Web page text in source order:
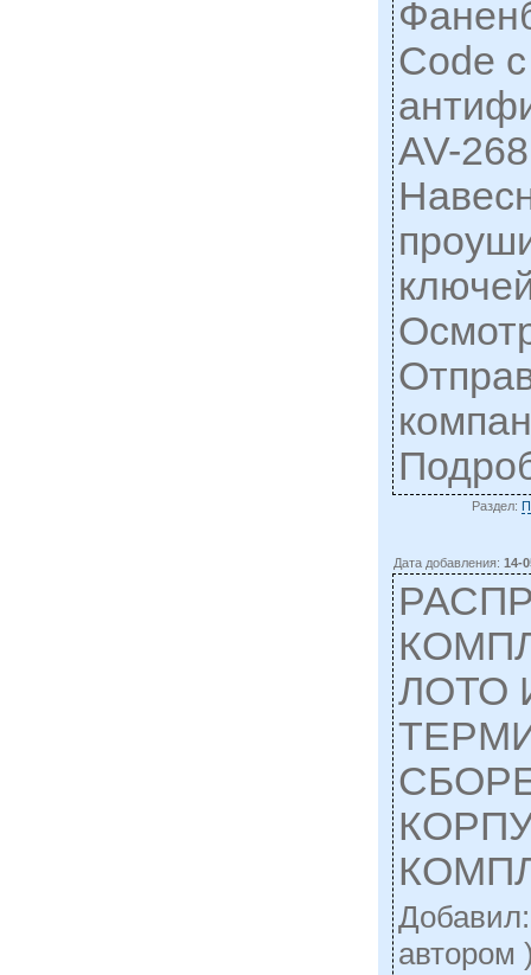
Code
AV-
Раздел:
Дата добавления:14-
ЛОТО
автором